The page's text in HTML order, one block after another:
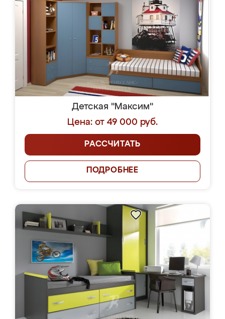
Детская "Максим"
Цена: от 49 000 руб.
РАССЧИТАТЬ
ПОДРОБНЕЕ